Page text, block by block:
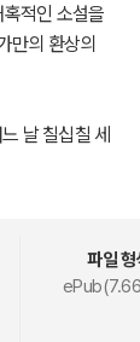
적인 소설을
만의 환상의
날 칠십칠 세
!”
파일 형